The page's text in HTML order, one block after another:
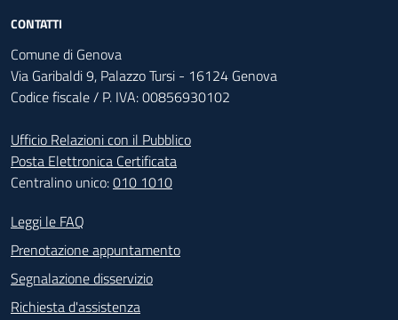
CONTATTI
Comune di Genova
Via Garibaldi 9, Palazzo Tursi - 16124 Genova
Codice fiscale / P. IVA: 00856930102
Ufficio Relazioni con il Pubblico
Posta Elettronica Certificata
Centralino unico:010 1010
Footer - Contatti
Leggi le FAQ
Prenotazione appuntamento
Segnalazione disservizio
Richiesta d'assistenza